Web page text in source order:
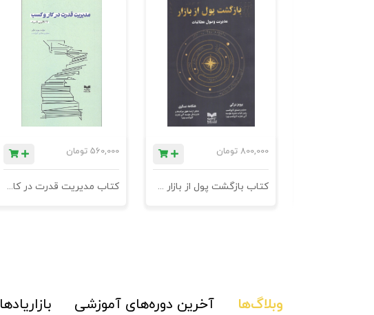
800,000 تومان
کتاب بازگشت پول از بازار مدیریت وصول مطالبات
560,000 تومان
کتاب مدیریت قدرت در کاروکسب
وبلاگ‌ها آخرین دوره‌های آموزشی بازاریادها